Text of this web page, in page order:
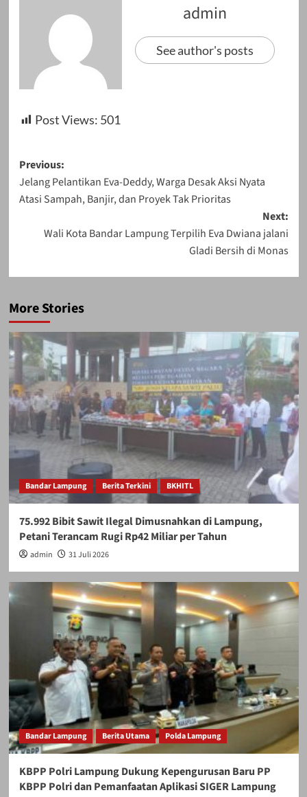
admin
See author's posts
Post Views: 501
Post
navigation
Previous:
Jelang Pelantikan Eva-Deddy, Warga Desak Aksi Nyata
Atasi Sampah, Banjir, dan Proyek Tak Prioritas
Next:
Wali Kota Bandar Lampung Terpilih Eva Dwiana jalani
Gladi Bersih di Monas
More Stories
Bandar Lampung Berita Terkini BKHITL
75.992 Bibit Sawit Ilegal Dimusnahkan di Lampung,
Petani Terancam Rugi Rp42 Miliar per Tahun
admin 31 Juli 2026
Bandar Lampung Berita Utama Polda Lampung
KBPP Polri Lampung Dukung Kepengurusan Baru PP
KBPP Polri dan Pemanfaatan Aplikasi SIGER Lampung